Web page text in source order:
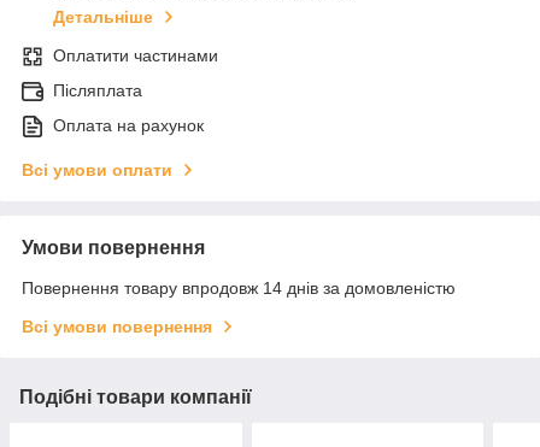
Детальніше
Оплатити частинами
Післяплата
Оплата на рахунок
Всі умови оплати
Умови повернення
Повернення товару впродовж 14 днів за домовленістю
Всі умови повернення
Подібні товари компанії